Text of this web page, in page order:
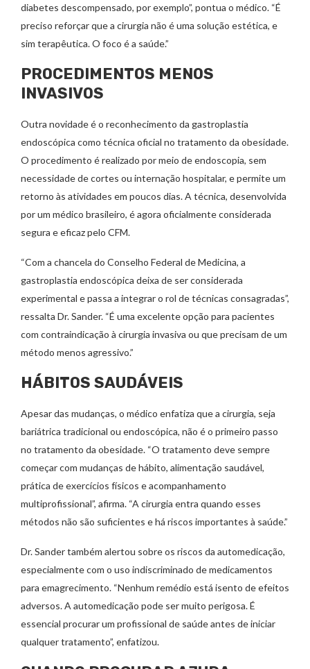
diabetes descompensado, por exemplo”, pontua o médico. “É
preciso reforçar que a cirurgia não é uma solução estética, e
sim terapêutica. O foco é a saúde.”
PROCEDIMENTOS MENOS
INVASIVOS
Outra novidade é o reconhecimento da gastroplastia
endoscópica como técnica oficial no tratamento da obesidade.
O procedimento é realizado por meio de endoscopia, sem
necessidade de cortes ou internação hospitalar, e permite um
retorno às atividades em poucos dias. A técnica, desenvolvida
por um médico brasileiro, é agora oficialmente considerada
segura e eficaz pelo CFM.
“Com a chancela do Conselho Federal de Medicina, a
gastroplastia endoscópica deixa de ser considerada
experimental e passa a integrar o rol de técnicas consagradas”,
ressalta Dr. Sander. “É uma excelente opção para pacientes
com contraindicação à cirurgia invasiva ou que precisam de um
método menos agressivo.”
HÁBITOS SAUDÁVEIS
Apesar das mudanças, o médico enfatiza que a cirurgia, seja
bariátrica tradicional ou endoscópica, não é o primeiro passo
no tratamento da obesidade. “O tratamento deve sempre
começar com mudanças de hábito, alimentação saudável,
prática de exercícios físicos e acompanhamento
multiprofissional”, afirma. “A cirurgia entra quando esses
métodos não são suficientes e há riscos importantes à saúde.”
Dr. Sander também alertou sobre os riscos da automedicação,
especialmente com o uso indiscriminado de medicamentos
para emagrecimento. “Nenhum remédio está isento de efeitos
adversos. A automedicação pode ser muito perigosa. É
essencial procurar um profissional de saúde antes de iniciar
qualquer tratamento”, enfatizou.